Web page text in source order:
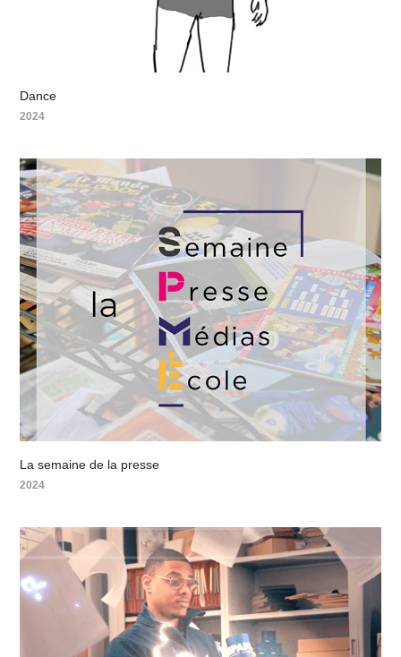
Dance
2024
La semaine de la presse
2024